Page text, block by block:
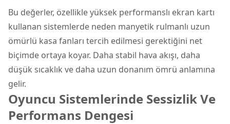
Bu değerler, özellikle yüksek performanslı ekran kartı
kullanan sistemlerde neden manyetik rulmanlı uzun
ömürlü kasa fanları tercih edilmesi gerektiğini net
biçimde ortaya koyar. Daha stabil hava akışı, daha
düşük sıcaklık ve daha uzun donanım ömrü anlamına
gelir.
Oyuncu Sistemlerinde Sessizlik Ve
Performans Dengesi